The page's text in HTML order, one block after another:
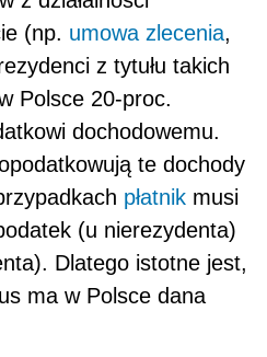
(np. umowa zlecenia,
z tytułu takich
Polsce 20-proc.
dochodowemu.
te dochody
płatnik musi
(u nierezydenta)
Dlatego istotne jest,
ma w Polsce dana